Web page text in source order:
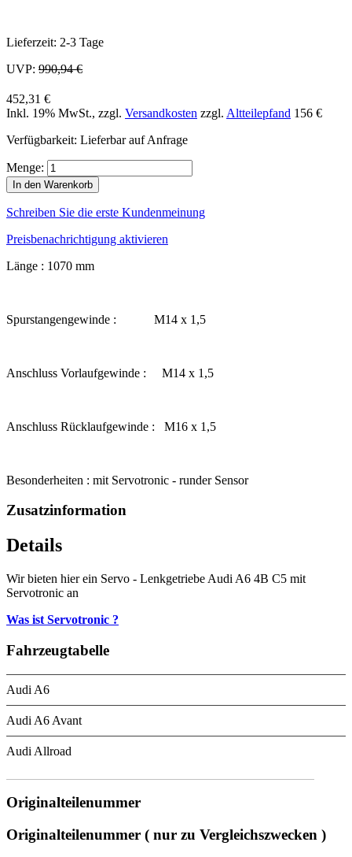
Lieferzeit: 2-3 Tage
UVP: 990,94 €
452,31 €
Inkl. 19% MwSt., zzgl. Versandkosten zzgl. Altteilepfand 156 €
Verfügbarkeit: Lieferbar auf Anfrage
Menge:
In den Warenkorb
Schreiben Sie die erste Kundenmeinung
Preisbenachrichtigung aktivieren
Länge : 1070 mm
Spurstangengewinde : M14 x 1,5
Anschluss Vorlaufgewinde : M14 x 1,5
Anschluss Rücklaufgewinde : M16 x 1,5
Besonderheiten : mit Servotronic - runder Sensor
Zusatzinformation
Details
Wir bieten hier ein Servo - Lenkgetriebe Audi A6 4B C5 mit
Servotronic an
Was ist Servotronic ?
Fahrzeugtabelle
Audi A6
Audi A6 Avant
Audi Allroad
Originalteilenummer
Originalteilenummer ( nur zu Vergleichszwecken )